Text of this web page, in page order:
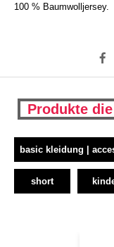
100 % Baumwolljersey.
Produkte
basic kleidung |
short